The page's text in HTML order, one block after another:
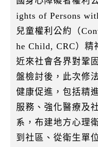
ights of Persons
兒童權利公約（
he Child, CRC）精
近來社會各界對鞏
盤檢討後，此次修
健康促進，包括精
服務、強化醫療及
系，布建地方心理
到社區、從衛生單